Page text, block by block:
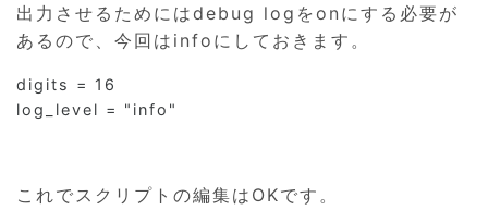
出力させるためにはdebug logをonにする必要が
あるので、今回はinfoにしておきます。
digits = 16
log_level = "info"
これでスクリプトの編集はOKです。